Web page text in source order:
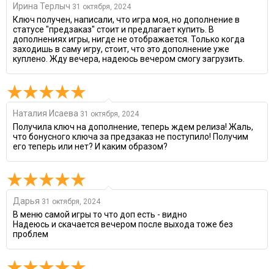
Ирина Терлыч 31 октября, 2024
Ключ получен, написали, что игра моя, но дополнение в
статусе "предзаказ" стоит и предлагает купить. В
дополнениях игры, нигде не отображается. Только когда
заходишь в саму игру, стоит, что это дополнение уже
куплено. Жду вечера, надеюсь вечером смогу загрузить.
Наталия Исаева 31 октября, 2024
Получила ключ на дополнение, теперь ждем релиза! Жаль,
что бонусного ключа за предзаказ не поступило! Получим
его теперь или нет? И каким образом?
Дарья 31 октября, 2024
В меню самой игры то что доп есть - видно
Надеюсь и скачается вечером после выхода тоже без
проблем